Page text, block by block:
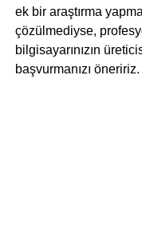
ek bir araştırma
çözülmediyse,
bilgisayarınızın
başvurmanızı öneririz.